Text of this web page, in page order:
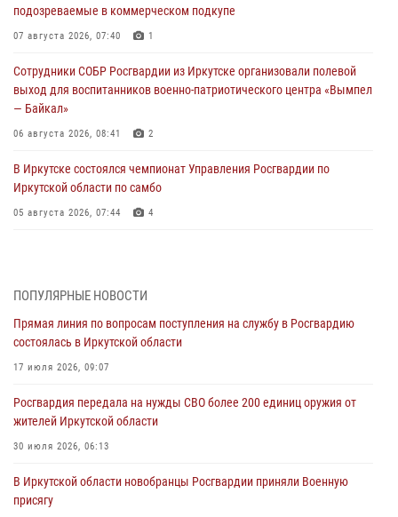
подозреваемые в коммерческом подкупе
07 августа 2026, 07:40 1
Сотрудники СОБР Росгвардии из Иркутске организовали полевой
выход для воспитанников военно-патриотического центра «Вымпел
— Байкал»
06 августа 2026, 08:41 2
В Иркутске состоялся чемпионат Управления Росгвардии по
Иркутской области по самбо
05 августа 2026, 07:44 4
04 августа 2026, 07:14 3
Росгвардейцы потушили загоревшийся автомобиль в Иркутске
03 августа 2026, 04:55
Дню Воздушно-десантных войск в Иркутской области
03 августа 2026, 03:32
сердца к сердцу» (видео)
31 июля 2026, 04:37
ПОПУЛЯРНЫЕ НОВОСТИ
Прямая линия по вопросам поступления на службу в Росгвардию
состоялась в Иркутской области
17 июля 2026, 09:07
Росгвардия передала на нужды СВО более 200 единиц оружия от
жителей Иркутской области
30 июля 2026, 06:13
В Иркутской области новобранцы Росгвардии приняли Военную
присягу